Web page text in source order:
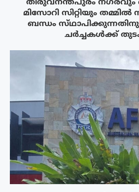
തിരുവനന്തപുരം നഗരവും
മിസോറി സിറ്റിയും
ബന്ധം
ചർച്ചകൾക്ക്